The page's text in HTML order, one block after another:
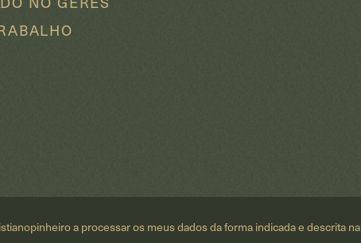
a processar os meus dados da forma indicada e descrita na